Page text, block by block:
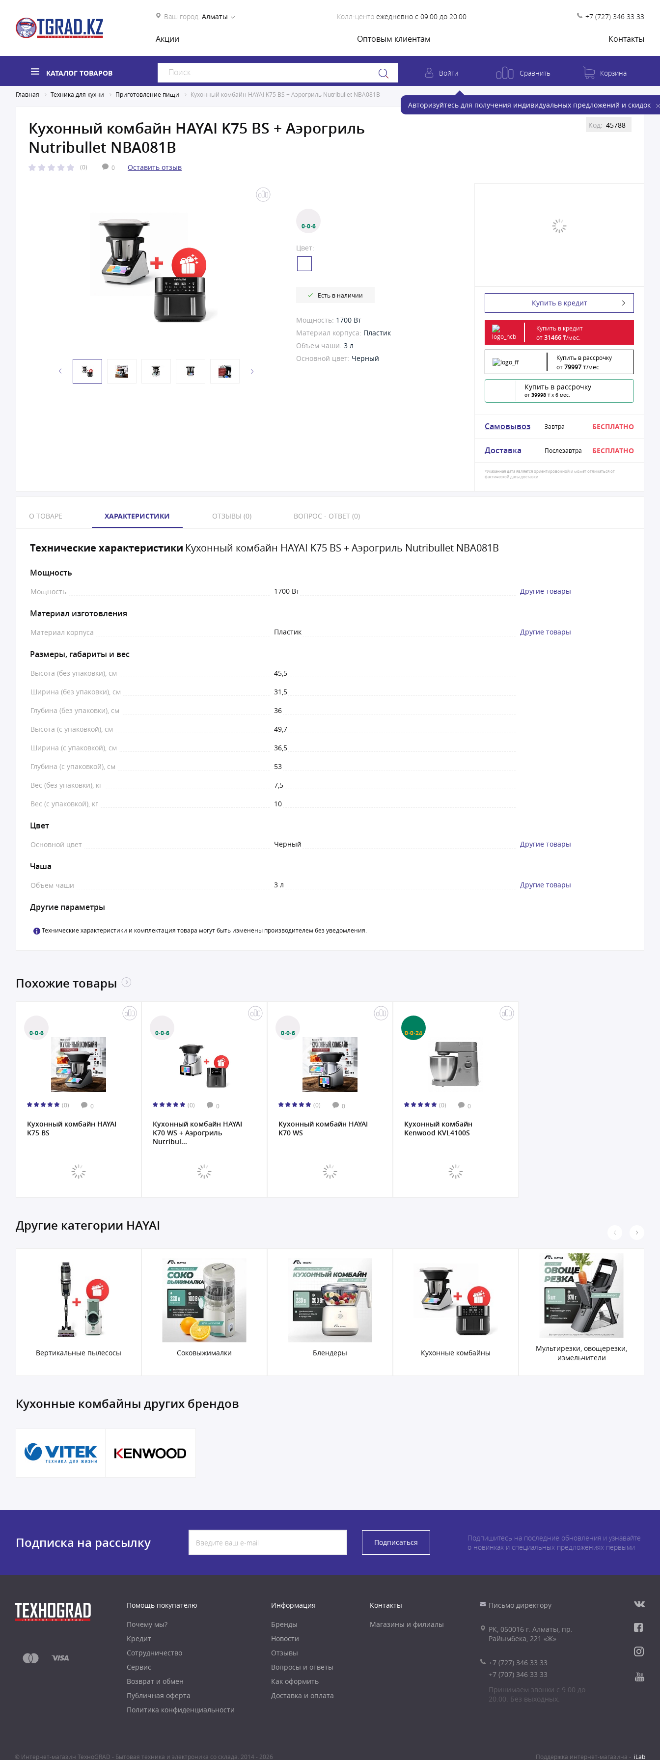
Ваш город: Алматы Колл-центр ежедневно с 09:00 до 20:00 +7 (727) 346 33 33
Акции Оптовым клиентам Контакты
КАТАЛОГ ТОВАРОВ Войти
Авторизуйтесь для получения индивидуальных предложений и скидок
Сравнить Корзина
Главная Техника для кухни Приготовление пищи Кухонный комбайн HAYAI K75 BS + Аэрогриль Nutribullet NBA081B
Кухонный комбайн HAYAI K75 BS + Аэрогриль
Nutribullet NBA081B
(0) 0 Оставить отзыв
Код: 45788
0·0·6
Цвет:
Есть в наличии
Мощность: 1700 Вт
Материал корпуса: Пластик
Объем чаши: 3 л
Основной цвет: Черный
Купить в кредит
Купить в кредит
от31466₸/мес.
Купить в рассрочку
от79997₸/мес.
Купить в рассрочку
от 39998 ₸ x 6 мес.
Самовывоз Завтра БЕСПЛАТНО
Доставка Послезавтра БЕСПЛАТНО
*Указанная дата является ориентировочной и может отличаться от
фактической даты доставки
О ТОВАРЕ ХАРАКТЕРИСТИКИ ОТЗЫВЫ (0) ВОПРОС - ОТВЕТ (0)
Технические характеристики Кухонный комбайн HAYAI K75 BS + Аэрогриль Nutribullet NBA081B
Мощность
Мощность 1700 Вт Другие товары
Материал изготовления
Материал корпуса Пластик Другие товары
Размеры, габариты и вес
Высота (без упаковки), см
45,5
Ширина (без упаковки), см
31,5
Глубина (без упаковки), см
36
Высота (с упаковкой), см
49,7
Ширина (с упаковкой), см
36,5
Глубина (с упаковкой), см
53
Вес (без упаковки), кг
7,5
Вес (с упаковкой), кг
10
Цвет
Основной цвет Черный Другие товары
Чаша
Объем чаши 3 л Другие товары
Другие параметры
Технические характеристики и комплектация товара могут быть изменены производителем без уведомления.
Похожие товары
0·0·6
(0) 0
Кухонный комбайн HAYAI
K75 BS
0·0·6
(0) 0
Кухонный комбайн HAYAI
K70 WS + Аэрогриль
Nutribul...
0·0·6
(0) 0
Кухонный комбайн HAYAI
K70 WS
0·0·24
(0) 0
Кухонный комбайн
Kenwood KVL4100S
Другие категории HAYAI
Вертикальные пылесосы Соковыжималки Блендеры Кухонные комбайны
Мультирезки, овощерезки,
измельчители
Кухонные комбайны других брендов
Подписка на рассылку Подписаться
Подпишитесь на последние обновления и узнавайте
о новинках и специальных предложениях первыми
Помощь покупателю
Почему мы?
Кредит
Сотрудничество
Сервис
Возврат и обмен
Публичная оферта
Политика конфиденциальности
Информация
Бренды
Новости
Отзывы
Вопросы и ответы
Как оформить
Доставка и оплата
Контакты
Магазины и филиалы
Письмо директору
РК, 050016 г. Алматы, пр.
Райымбека, 221 «Ж»
+7 (727) 346 33 33
+7 (707) 346 33 33
Принимаем звонки с 9.00 до
20.00. Без выходных.
© Интернет-магазин ТехноGRAD - Бытовая техника и электроника со склада. 2014 - 2026 Поддержка интернет-магазина - iLab